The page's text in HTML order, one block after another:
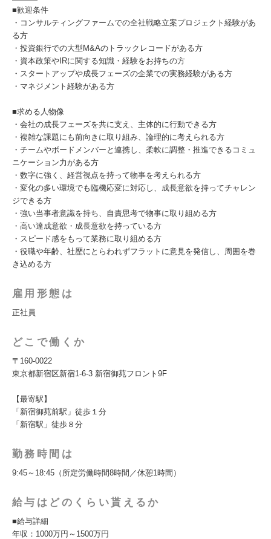
■歓迎条件
・コンサルティングファームでの全社戦略立案プロジェクト経験があ
る方
・投資銀行での大型M&Aのトラックレコードがある方
・資本政策やIRに関する知識・経験をお持ちの方
・スタートアップや成長フェーズの企業での実務経験がある方
・マネジメント経験がある方
■求める人物像
・会社の成長フェーズを共に支え、主体的に行動できる方
・複雑な課題にも前向きに取り組み、論理的に考えられる方
・チームやボードメンバーと連携し、柔軟に調整・推進できるコミュ
ニケーション力がある方
・数字に強く、経営視点を持って物事を考えられる方
・変化の多い環境でも臨機応変に対応し、成長意欲を持ってチャレン
ジできる方
・強い当事者意識を持ち、自責思考で物事に取り組める方
・高い達成意欲・成長意欲を持っている方
・スピード感をもって業務に取り組める方
・役職や年齢、社歴にとらわれずフラットに意見を発信し、周囲を巻
き込める方
雇用形態は
正社員
どこで働くか
〒160-0022
東京都新宿区新宿1-6-3 新宿御苑フロント9F
【最寄駅】
「新宿御苑前駅」徒歩１分
「新宿駅」徒歩８分
勤務時間は
9:45～18:45（所定労働時間8時間／休憩1時間）
給与はどのくらい貰えるか
■給与詳細
年収：1000万円～1500万円